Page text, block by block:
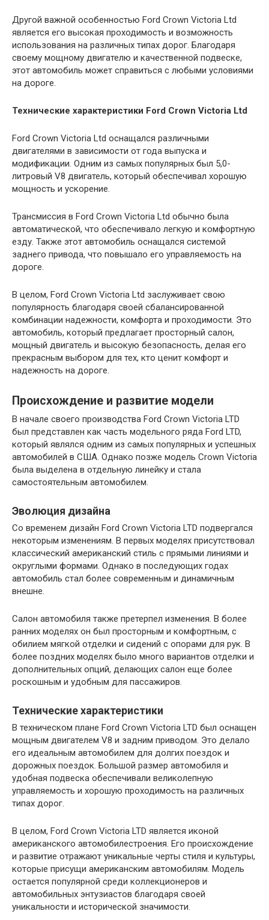
Другой важной особенностью Ford Crown Victoria Ltd
является его высокая проходимость и возможность
использования на различных типах дорог. Благодаря
своему мощному двигателю и качественной подвеске,
этот автомобиль может справиться с любыми условиями
на дороге.
Технические характеристики Ford Crown Victoria Ltd
Ford Crown Victoria Ltd оснащался различными
двигателями в зависимости от года выпуска и
модификации. Одним из самых популярных был 5,0-
литровый V8 двигатель, который обеспечивал хорошую
мощность и ускорение.
Трансмиссия в Ford Crown Victoria Ltd обычно была
автоматической, что обеспечивало легкую и комфортную
езду. Также этот автомобиль оснащался системой
заднего привода, что повышало его управляемость на
дороге.
В целом, Ford Crown Victoria Ltd заслуживает свою
популярность благодаря своей сбалансированной
комбинации надежности, комфорта и проходимости. Это
автомобиль, который предлагает просторный салон,
мощный двигатель и высокую безопасность, делая его
прекрасным выбором для тех, кто ценит комфорт и
надежность на дороге.
Происхождение и развитие модели
В начале своего производства Ford Crown Victoria LTD
был представлен как часть модельного ряда Ford LTD,
который являлся одним из самых популярных и успешных
автомобилей в США. Однако позже модель Crown Victoria
была выделена в отдельную линейку и стала
самостоятельным автомобилем.
Эволюция дизайна
Со временем дизайн Ford Crown Victoria LTD подвергался
некоторым изменениям. В первых моделях присутствовал
классический американский стиль с прямыми линиями и
округлыми формами. Однако в последующих годах
автомобиль стал более современным и динамичным
внешне.
Салон автомобиля также претерпел изменения. В более
ранних моделях он был просторным и комфортным, с
обилием мягкой отделки и сидений с опорами для рук. В
более поздних моделях было много вариантов отделки и
дополнительных опций, делающих салон еще более
роскошным и удобным для пассажиров.
Технические характеристики
В техническом плане Ford Crown Victoria LTD был оснащен
мощным двигателем V8 и задним приводом. Это делало
его идеальным автомобилем для долгих поездок и
дорожных поездок. Большой размер автомобиля и
удобная подвеска обеспечивали великолепную
управляемость и хорошую проходимость на различных
типах дорог.
В целом, Ford Crown Victoria LTD является иконой
американского автомобилестроения. Его происхождение
и развитие отражают уникальные черты стиля и культуры,
которые присущи американским автомобилям. Модель
остается популярной среди коллекционеров и
автомобильных энтузиастов благодаря своей
уникальности и исторической значимости.